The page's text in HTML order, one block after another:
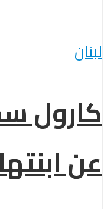
لبنان
كارول
عن